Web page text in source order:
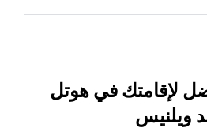
لإقامتك في هوتل
ويلنيس